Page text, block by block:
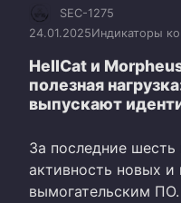
SEC-1275
24.01.2025Индикаторы
HellCat и
полезная
выпускают
За последние
активность новых
вымогательским